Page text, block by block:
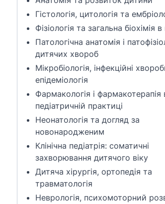
Гістологія, цитологія та
Фізіологія та загальна біохімія в
Патологічна анатомія і
дитячих хвороб
Мікробіологія, інфекційні
епідеміологія
Фармакологія і фармакотерапія
педіатричній практиці
Неонатологія та догляд за
новонародженим
Клінічна педіатрія: соматичні
захворювання дитячого віку
Дитяча хірургія, ортопедія та
травматологія
Неврологія, психомоторний